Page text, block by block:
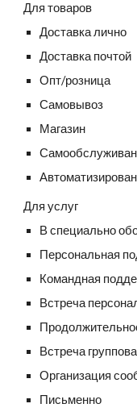
Для товаров
Доставка лично
Доставка почтой
Опт/розница
Самовывоз
Магазин
Для услуг
В специально
Персональная
Командная
Встреча
Встреча
Организация
Письменно